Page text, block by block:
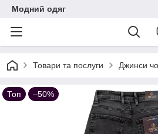
Модний одяг
Товари та послуги Джинси
Топ –50%